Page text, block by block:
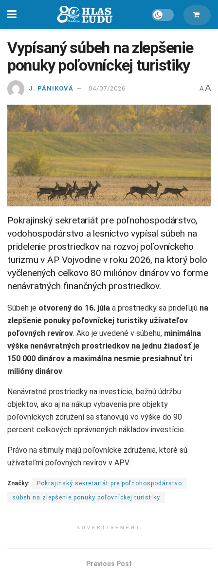
Vypísaný súbeh na zlepšenie
ponuky poľovníckej turistiky
J. PÁNIKOVÁ 04/07/2026 A A
Pokrajinský sekretariát pre poľnohospodárstvo,
vodohospodárstvo a lesníctvo vypísal súbeh na
pridelenie prostriedkov na rozvoj poľovníckeho
turizmu v AP Vojvodine v roku 2026, na ktorý bolo
vyčlenených celkovo 80 miliónov dinárov vo forme
nenávratných finančných prostriedkov.
Súbeh je otvorený do 16. júla a prostriedky sa prideľujú na
zlepšenie ponuky poľovníckej turistiky užívateľov
poľovných revírov. Ako je uvedené v súbehu, minimálna
výška nenávratných prostriedkov na jednu žiadosť je
150 000 dinárov a maximálna nesmie presiahnuť tri
milióny dinárov.
Nenávratné prostriedky na investície, bežnú údržbu
objektov, ako aj na nákup vybavenia pre objekty
poľovníckych združení sa stanovujú vo výške do 90
percent celkových oprávnených nákladov investície.
Právo na stimuly majú poľovnícke združenia, ktoré sú
užívateľmi poľovných revírov v APV.
Značky: Pokrajinský sekretariát pre poľnohospodárstvo
súbeh na zlepšenie ponuky poľovníckej turistiky
ADVERTISEMENT
Previous Post